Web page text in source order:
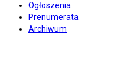
Ogłoszenia
Prenumerata
Archiwum